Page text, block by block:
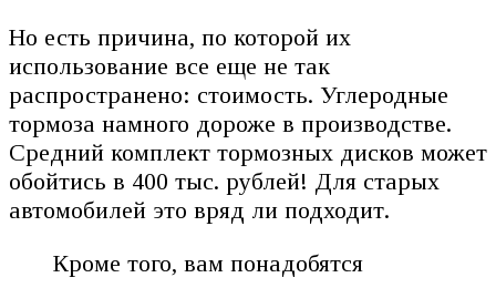
Но есть причина, по которой их
использование все еще не так
распространено: стоимость. Углеродные
тормоза намного дороже в производстве.
Средний комплект тормозных дисков может
обойтись в 400 тыс. рублей! Для старых
автомобилей это вряд ли подходит.
Кроме того, вам понадобятся